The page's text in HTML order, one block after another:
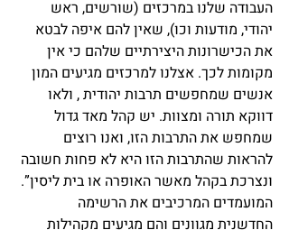
העבודה שלנו במרכזים (שורשים, ראש
יהודי, מודעות וכו), שאין להם איפה לבטא
את הכישרונות היצירתיים שלהם כי אין
מקומות לכך. אצלנו למרכזים מגיעים המון
אנשים שמחפשים תרבות יהודית , ולאו
דווקא תורה ומצוות. יש קהל מאד גדול
שמחפש את התרבות הזו, ואנו רוצים
להראות שהתרבות הזו היא לא פחות חשובה
ונצרכת בקהל מאשר האופרה או בית ליסין”.
המועמדים המרכיבים את הרשימה
החדשנית מגוונים והם מגיעים מקהילות